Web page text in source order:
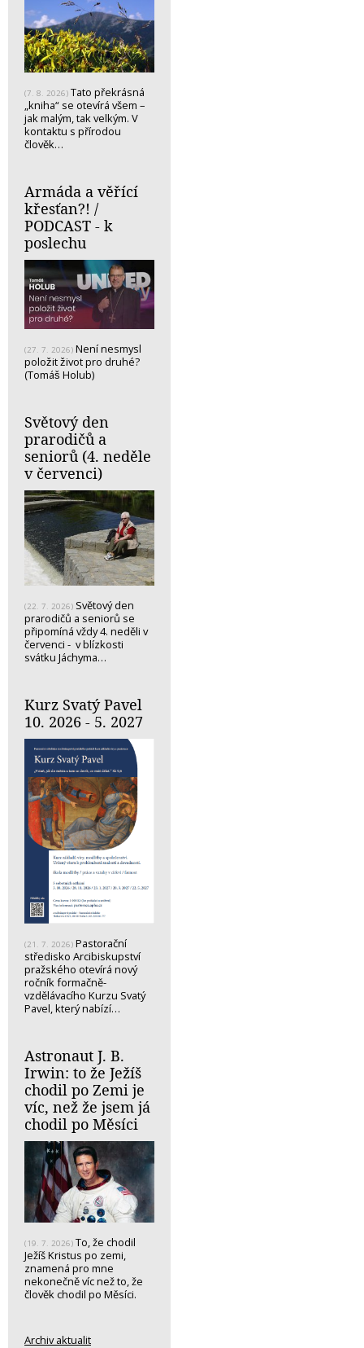
(7. 8. 2026) Tato překrásná
„kniha“ se otevírá všem –
jak malým, tak velkým. V
kontaktu s přírodou
člověk…
Armáda a věřící
křesťan?! /
PODCAST - k
poslechu
(27. 7. 2026) Není nesmysl
položit život pro druhé?
(Tomáš Holub)
Světový den
prarodičů a
seniorů (4. neděle
v červenci)
(22. 7. 2026) Světový den
prarodičů a seniorů se
připomíná vždy 4. neděli v
červenci - v blízkosti
svátku Jáchyma…
Kurz Svatý Pavel
10. 2026 - 5. 2027
(21. 7. 2026) Pastorační
středisko Arcibiskupství
pražského otevírá nový
ročník formačně-
vzdělávacího Kurzu Svatý
Pavel, který nabízí…
Astronaut J. B.
Irwin: to že Ježíš
chodil po Zemi je
víc, než že jsem já
chodil po Měsíci
(19. 7. 2026) To, že chodil
Ježíš Kristus po zemi,
znamená pro mne
nekonečně víc než to, že
člověk chodil po Měsíci.
Archiv aktualit